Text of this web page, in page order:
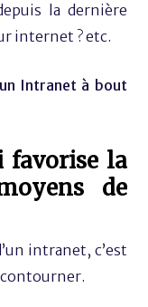
la dernière
internet ? etc.
Intranet à bout
favorise la
de
intranet, c’est
contourner.